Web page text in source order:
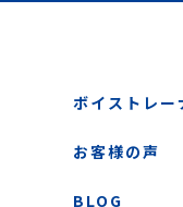
ボイストレー
お客様の声
BLOG